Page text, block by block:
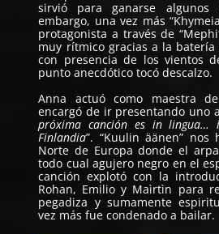
sirvió para ganarse algunos
embargo, una vez más
protagonista a través de
muy rítmico gracias a la
con presencia de los vientos
punto anecdótico tocó descalzo.
Anna actuó como maestra
encargó de ir presentando uno
próxima canción es in lingua…
Finlandia”. “Kuulin äänen”
Norte de Europa donde el
todo cual agujero negro en el
canción explotó con la
Rohan, Emilio y Maìrtìn para
pegadiza y sumamente
vez más fue condenado a bailar.